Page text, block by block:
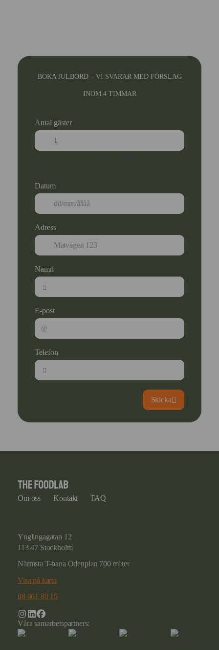
BOKA JULBORD – VI SVARAR MED FÖRSLAG
INOM 4 TIMMAR
Antal gäster
Datum
Adress
Namn
E-post
Telefon
Skicka
Om oss Kontakt FAQ
Ynglingagatan 12
113 47 Stockholm
Närmsta T-bana Odenplan 700 meter
Visa på karta
08 661 80 15
Våra samarbetspartners: